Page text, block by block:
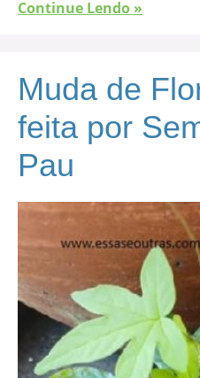
Continue Lendo »
Muda de
feita por
Pau